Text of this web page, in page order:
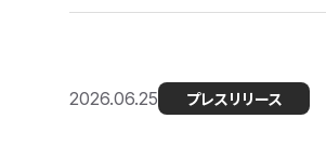
2026.06.25 プレスリリース